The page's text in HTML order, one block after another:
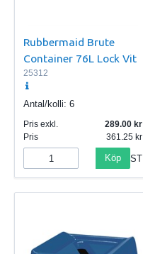
Rubbermaid Brute
Container 76L Lock Vit
25312
Antal/kolli: 6
Pris exkl.
289.00
Pris
361.25
Köp ST